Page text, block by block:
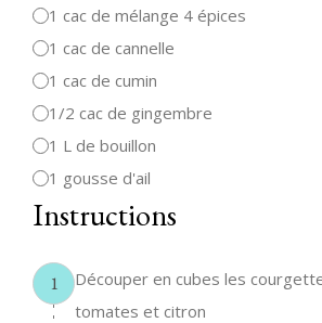
1 cac de mélange 4 épices
1 cac de cannelle
1 cac de cumin
1/2 cac de gingembre
1 L de bouillon
1 gousse d'ail
Instructions
1
Découper en cubes les
tomates et citron